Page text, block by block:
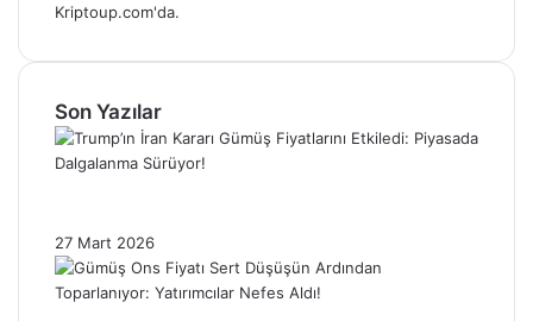
Kriptoup.com'da.
Son Yazılar
27 Mart 2026